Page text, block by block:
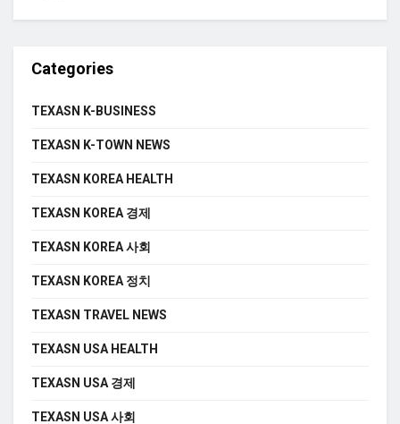
Categories
TEXASN K-BUSINESS
TEXASN K-TOWN NEWS
TEXASN KOREA HEALTH
TEXASN KOREA 경제
TEXASN KOREA 사회
TEXASN KOREA 정치
TEXASN TRAVEL NEWS
TEXASN USA HEALTH
TEXASN USA 경제
TEXASN USA 사회